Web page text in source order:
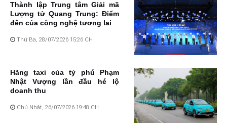
Thành lập Trung tâm Giải mã
Lượng tử Quang Trung: Điểm
đến của công nghệ tương lai
Thứ Ba, 28/07/2026 15:26 CH
Hãng taxi của tỷ phú Phạm
Nhật Vượng lần đầu hé lộ
doanh thu
Chủ Nhật, 26/07/2026 19:48 CH